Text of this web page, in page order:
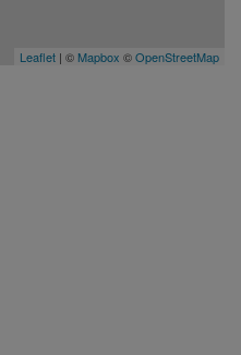
Leaflet | © Mapbox ©OpenStreetMap